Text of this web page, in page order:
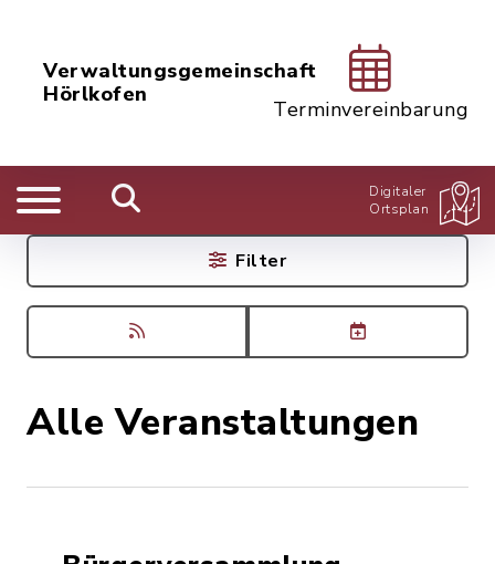
Verwaltungsgemeinschaft
Hörlkofen
Terminvereinbarung
Digitaler
Ortsplan
Alle Veranstaltungen
Filter